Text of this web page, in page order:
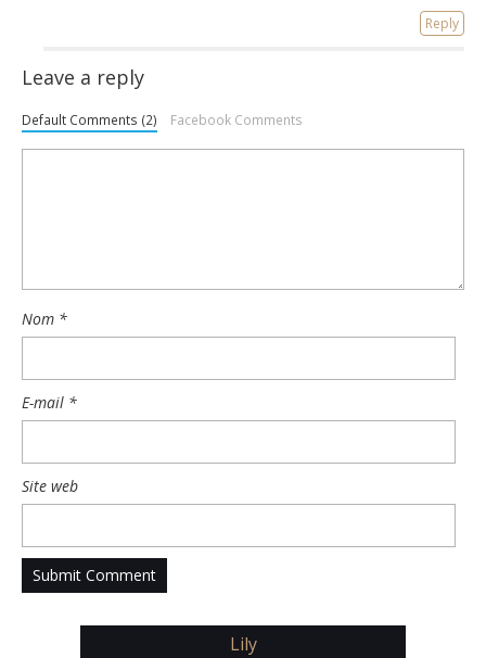
Reply
Leave a reply
Default Comments (2) Facebook Comments
Nom *
E-mail *
Site web
Lily